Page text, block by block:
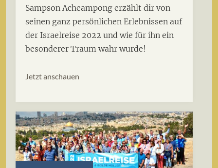
Sampson Acheampong erzählt dir von
seinen ganz persönlichen Erlebnissen auf
der Israelreise 2022 und wie für ihn ein
besonderer Traum wahr wurde!
Jetzt anschauen